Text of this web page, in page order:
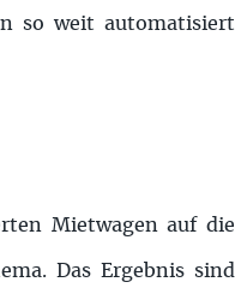
so weit automatisiert
Mietwagen auf die
Das Ergebnis sind